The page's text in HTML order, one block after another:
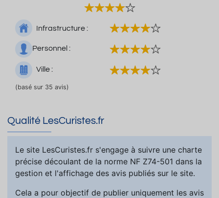
Infrastructure :
Personnel :
Ville :
(basé sur 35 avis)
Qualité LesCuristes.fr
Le site LesCuristes.fr s'engage à suivre une charte
précise découlant de la norme NF Z74-501 dans la
gestion et l'affichage des avis publiés sur le site.
Cela a pour objectif de publier uniquement les avis